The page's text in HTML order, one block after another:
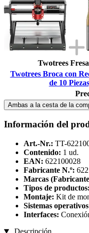
Twotrees
Twotrees Broca con
de 10
Ambas a la cesta de la
Información del
Art.-Nr.: TT-
Contenido: 1 ud.
EAN: 622100028
Fabricante N.º:
Marcas
Tipos de productos:
Montaje: Kit de
Sistemas
Interfaces:
Descripción